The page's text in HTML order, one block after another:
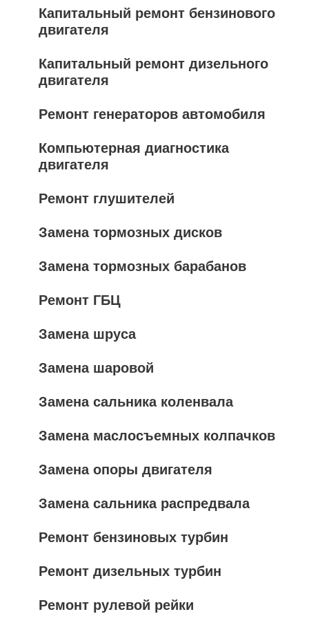
Капитальный ремонт бензинового
двигателя
Капитальный ремонт дизельного
двигателя
Ремонт генераторов автомобиля
Компьютерная диагностика
двигателя
Ремонт глушителей
Замена тормозных дисков
Замена тормозных барабанов
Ремонт ГБЦ
Замена шруса
Замена шаровой
Замена сальника коленвала
Замена маслосъемных колпачков
Замена опоры двигателя
Замена сальника распредвала
Ремонт бензиновых турбин
Ремонт дизельных турбин
Ремонт рулевой рейки